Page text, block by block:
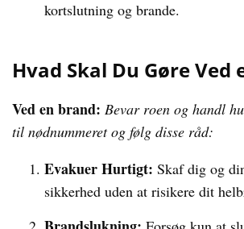
kortslutning og brande.
Hvad Skal Du Gøre Ved
Ved en brand: Bevar roen og handl
til nødnummeret og følg disse råd:
Evakuer Hurtigt: Skaf dig og
sikkerhed uden at risikere dit